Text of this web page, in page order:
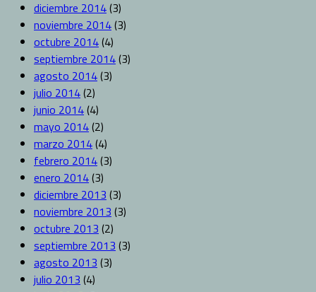
diciembre 2014(3)
noviembre 2014(3)
octubre 2014(4)
septiembre 2014(3)
agosto 2014(3)
julio 2014(2)
junio 2014(4)
mayo 2014(2)
marzo 2014(4)
febrero 2014(3)
enero 2014(3)
diciembre 2013 (3)
noviembre 2013 (3)
octubre 2013 (2)
septiembre 2013 (3)
agosto 2013 (3)
julio 2013 (4)